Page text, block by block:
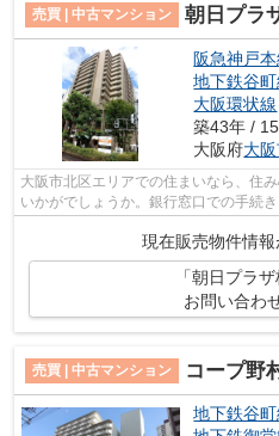
売買 | 中古マンション 朝日プラ
阪急神戸
地下鉄谷町
大阪環状線
築43年 /
大阪府大
大阪市北区エリアでの住まいなら、住
いかがでしょうか。銀行窓口での手続
現在販売物件情報
「朝日プラ
お問い合わ
売買 | 中古マンション コープ野
地下鉄谷町